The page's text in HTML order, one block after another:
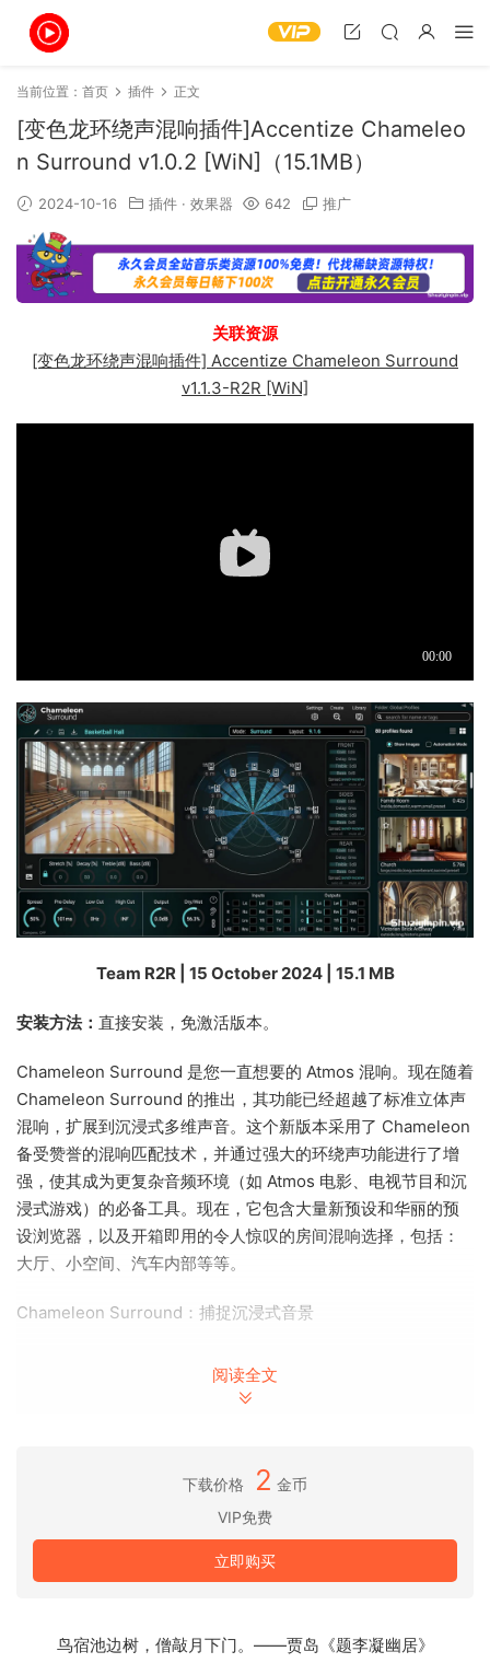
当前位置： 首页 插件 正文
[变色龙环绕声混响插件]Accentize Chameleo
n Surround v1.0.2 [WiN]（15.1MB）
2024-10-16 插件 · 效果器 642 推广
关联资源
[变色龙环绕声混响插件] Accentize Chameleon Surround
v1.1.3-R2R [WiN]
Team R2R | 15 October 2024 | 15.1 MB
安装方法： 直接安装，免激活版本。
Chameleon Surround 是您一直想要的 Atmos 混响。现在随着
Chameleon Surround 的推出，其功能已经超越了标准立体声
混响，扩展到沉浸式多维声音。这个新版本采用了 Chameleon
备受赞誉的混响匹配技术，并通过强大的环绕声功能进行了增
强，使其成为更复杂音频环境（如 Atmos 电影、电视节目和沉
浸式游戏）的必备工具。现在，它包含大量新预设和华丽的预
设浏览器，以及开箱即用的令人惊叹的房间混响选择，包括：
大厅、小空间、汽车内部等等。
Chameleon Surround：捕捉沉浸式音景
度。在仍然提供同样强大的混响分析和匹配的同时，Surround
作的人的理想选择，在这些格式中，环绕声已成为许多音频格
该插件不仅可以匹配混响；它还允许您创建虚拟 3D 房间，完
全控制声音在环境中的交互方式。无论您使用的是 5.1、7.1 还
阅读全文
下载价格 2 金币
VIP免费
立即购买
鸟宿池边树，僧敲月下门。——贾岛《题李凝幽居》